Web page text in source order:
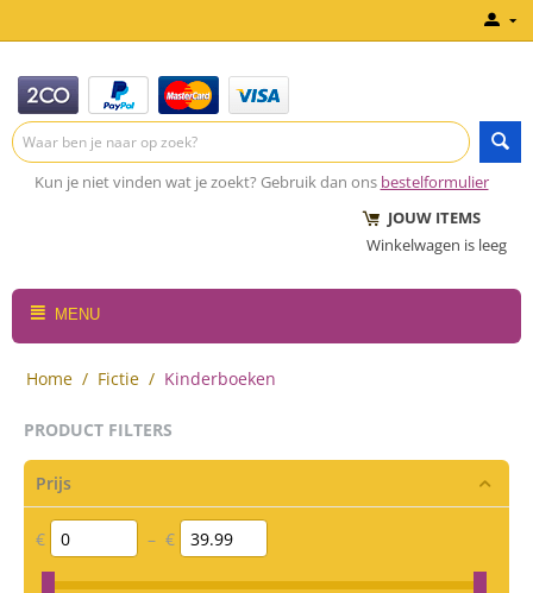
Kun je niet vinden wat je zoekt? Gebruik dan ons bestelformulier
JOUW ITEMS
Winkelwagen is leeg
MENU
Home / Fictie / Kinderboeken
PRODUCT FILTERS
Prijs
€ – €